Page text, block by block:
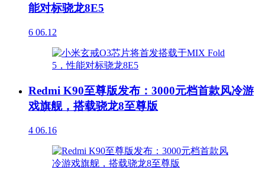
能对标骁龙8E5
6 06.12
Redmi K90至尊版发布：3000元档首款风冷游
戏旗舰，搭载骁龙8至尊版
4 06.16